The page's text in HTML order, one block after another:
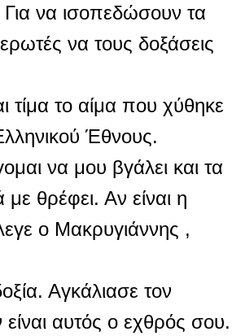
να ισοπεδώσουν τα
να τους δοξάσεις
το αίμα που χύθηκε
Έθνους.
να μου βγάλει και τα
θρέφει. Αν είναι η
ο Μακρυγιάννης ,
Αγκάλιασε τον
αυτός ο εχθρός σου.